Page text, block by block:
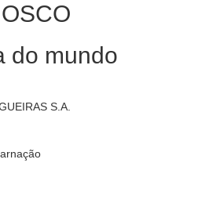
do mundo
S.A.